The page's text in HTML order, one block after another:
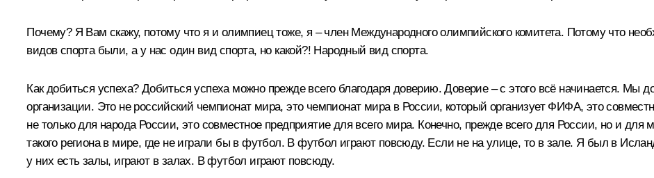
Почему? Я Вам скажу, потому что я и олимпиец тоже, я – член Международного олимпийского комитета. Потому что
видов спорта были, а у нас один вид спорта, но какой?! Народный вид спорта.
Как добиться успеха? Добиться успеха можно прежде всего благодаря доверию. Доверие – с этого всё начинается. Мы
организации. Это не российский чемпионат мира, это чемпионат мира в России, который организует ФИФА, это
не только для народа России, это совместное предприятие для всего мира. Конечно, прежде всего для России, но и
такого региона в мире, где не играли бы в футбол. В футбол играют повсюду. Если не на улице, то в зале. Я был в
у них есть залы, играют в залах. В футбол играют повсюду.